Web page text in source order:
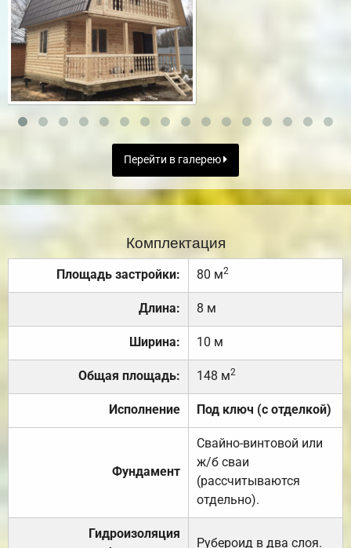
Перейти в галерею
Комплектация
Площадь застройки: 80 м2
Длина: 8 м
Ширина: 10 м
Общая площадь: 148 м2
Исполнение Под ключ (с отделкой)
Фундамент
Свайно-винтовой или
ж/б сваи
(рассчитываются
отдельно).
Гидроизоляция
Рубероид в два слоя.